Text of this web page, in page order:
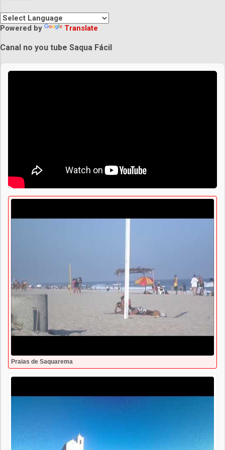
Powered by Translate
Canal no you tube Saqua Fácil
Praias de Saquarema